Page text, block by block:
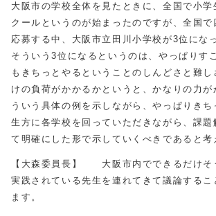
大阪市の学校全体を見たときに、全国で小学
クールというのが始まったのですが、全国で
応募する中、大阪市立田川小学校が3位にな
そういう3位になるというのは、やっぱりす
もきちっとやるということのしんどさと難
けの負荷がかかるかというと、かなりの力が
ういう具体の例を示しながら、やっぱりき
生方に各学校を回っていただきながら、課題
て明確にした形で示していくべきであると考
【大森委員長】 大阪市内でできるだけそ
実践されている先生を連れてきて議論するこ
ます。